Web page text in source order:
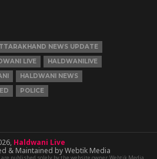
NEWS UPDATE
LIVE
HALDWANILIVE
HALDWANI NEWS
POLICE
Haldwani Live
& Maintained by Webtik Media
published solely by the website owner. Webtik Media